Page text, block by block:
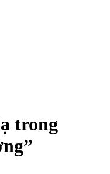
trong